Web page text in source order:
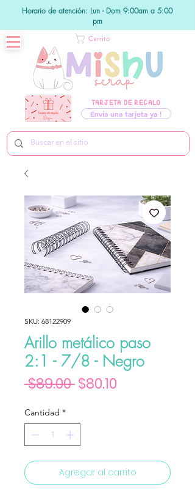
Horario de atención: Lun - Dom 9:00am a 5:00
pm
TARJETA DE REGALO
Envía una tarjeta ya !
Carrito
SKU: 68122909
Arillo metálico paso
2:1 - 7/8 - Negro
$89.00 Precio
$80.10
Cantidad *
Agregar al carrito